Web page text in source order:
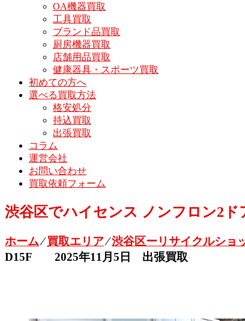
OA機器買取
工具買取
ブランド品買取
厨房機器買取
店舗用品買取
健康器具・スポーツ買取
初めての方へ
選べる買取方法
格安処分
持込買取
出張買取
コラム
運営会社
お問い合わせ
買取依頼フォーム
渋谷区でハイセンス ノンフロン2
ホーム⁄買取エリア⁄渋谷区ーリサイクルショ
D15F 2025年11月5日 出張買取